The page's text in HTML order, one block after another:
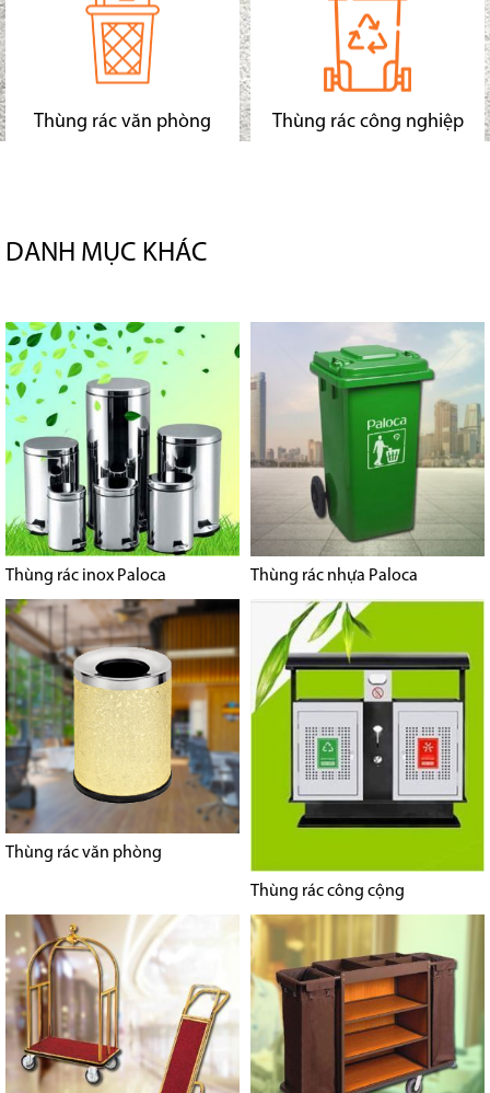
Thùng rác văn phòng Thùng rác công nghiệp
DANH MỤC KHÁC
Thùng rác inox Paloca Thùng rác nhựa Paloca
Thùng rác văn phòng
Thùng rác công cộng